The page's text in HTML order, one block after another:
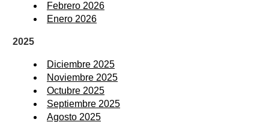
Febrero 2026
Enero 2026
2025
Diciembre 2025
Noviembre 2025
Octubre 2025
Septiembre 2025
Agosto 2025